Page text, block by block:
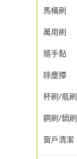
馬桶刷
萬用刷
隨手黏
除塵撢
杯刷/瓶刷
鋼刷/鍋刷
窗戶清潔